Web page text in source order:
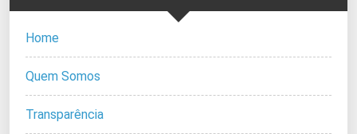
Home
Quem Somos
Transparência